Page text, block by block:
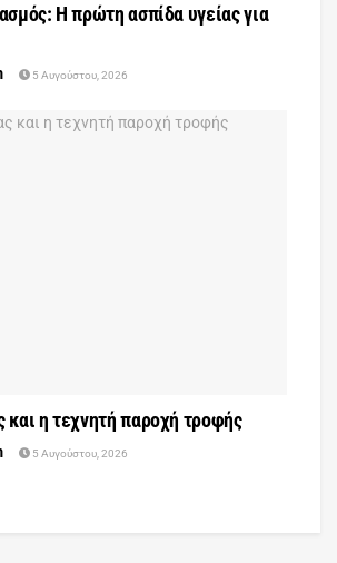
Η πρώτη ασπίδα υγείας για
5 Αυγούστου, 2026
η τεχνητή παροχή τροφής
5 Αυγούστου, 2026